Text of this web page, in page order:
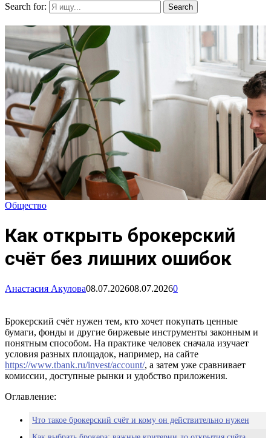
Search for: Search
Общество
Как открыть брокерский
счёт без лишних ошибок
Анастасия Акулова08.07.202608.07.20260
Брокерский счёт нужен тем, кто хочет покупать ценные
бумаги, фонды и другие биржевые инструменты законным и
понятным способом. На практике человек сначала изучает
условия разных площадок, например, на сайте
https://www.tbank.ru/invest/account/, а затем уже сравнивает
комиссии, доступные рынки и удобство приложения.
Оглавление:
Что такое брокерский счёт и кому он действительно нужен